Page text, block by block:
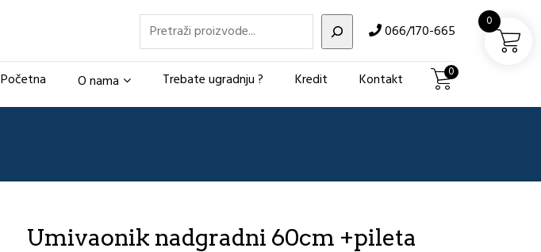
Pretraži 066/170-665
Početna O nama Trebate ugradnju ? Kredit Kontakt 0
Umivaonik nadgradni 60cm +pileta
0